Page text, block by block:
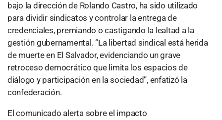
bajo la dirección de Rolando Castro, ha sido utilizado
para dividir sindicatos y controlar la entrega de
credenciales, premiando o castigando la lealtad a la
gestión gubernamental. “La libertad sindical está herida
de muerte en El Salvador, evidenciando un grave
retroceso democrático que limita los espacios de
diálogo y participación en la sociedad”, enfatizó la
confederación.
El comunicado alerta sobre el impacto